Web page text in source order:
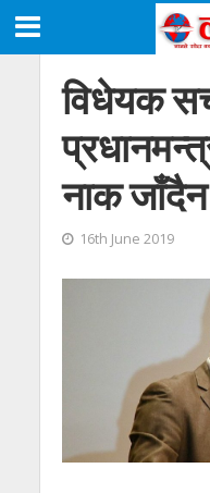
विधेयक
नाक
16th June 2019